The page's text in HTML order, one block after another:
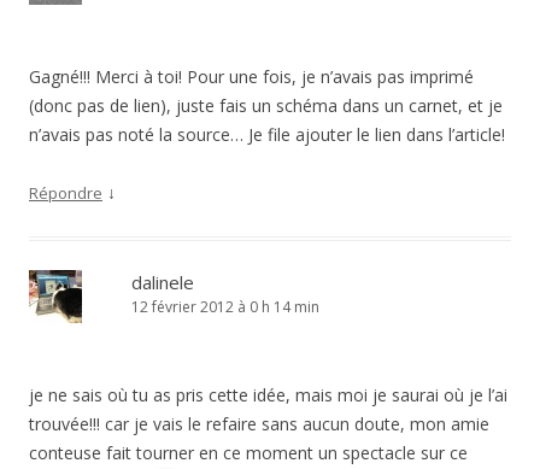
Gagné!!! Merci à toi! Pour une fois, je n’avais pas imprimé
(donc pas de lien), juste fais un schéma dans un carnet, et je
n’avais pas noté la source… Je file ajouter le lien dans l’article!
Répondre ↓
dalinele
12 février 2012 à 0 h 14 min
je ne sais où tu as pris cette idée, mais moi je saurai où je l’ai
trouvée!!! car je vais le refaire sans aucun doute, mon amie
conteuse fait tourner en ce moment un spectacle sur ce